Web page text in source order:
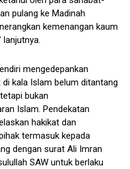
pulang ke Madinah
kemenangan kaum
lanjutnya.
mengedepankan
kala Islam belum ditantang
bukan
Islam. Pendekatan
hakikat dan
termasuk kepada
dengan surat Ali Imran
SAW untuk berlaku